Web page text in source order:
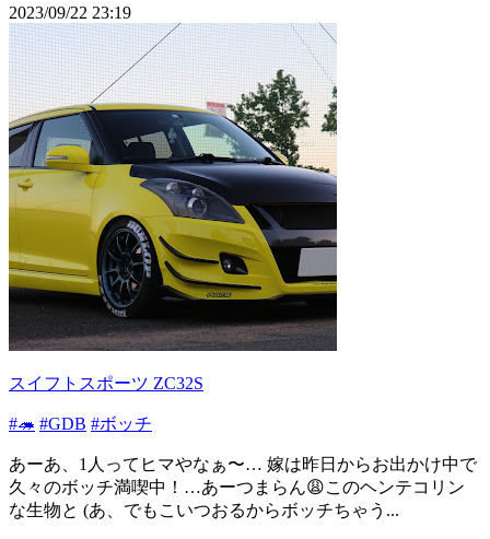
2023/09/22 23:19
スイフトスポーツ ZC32S
#🦔 #GDB #ボッチ
あーあ、1人ってヒマやなぁ〜… 嫁は昨日からお出かけ中で
久々のボッチ満喫中！…あーつまらん😩このヘンテコリン
な生物と (あ、でもこいつおるからボッチちゃう...